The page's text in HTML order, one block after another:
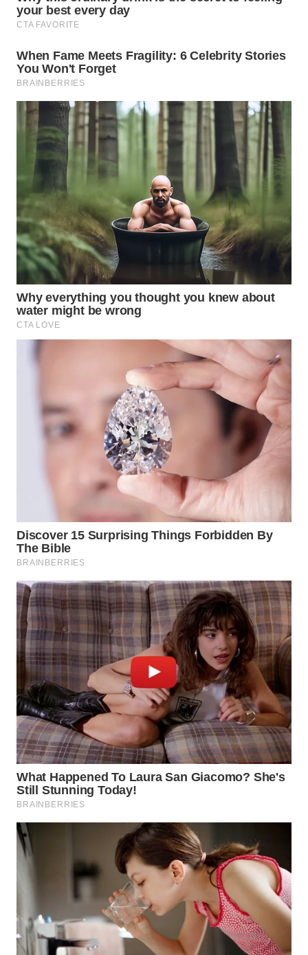
KARO
SIMALUNGUN
LABUHANBATU
WN
TAPANULI
TENGAH
WN DELI
SERDANG
WN
TEBING
TINGGI
WN
PAKPAK
WN
WN
DEPOK
WN
TAPANULI
UTARA
WN
SAMOSIR
WN
PADANG
LAWAS
WN
SUMEDANG
KEPULAUAN
WN
TANGERANG